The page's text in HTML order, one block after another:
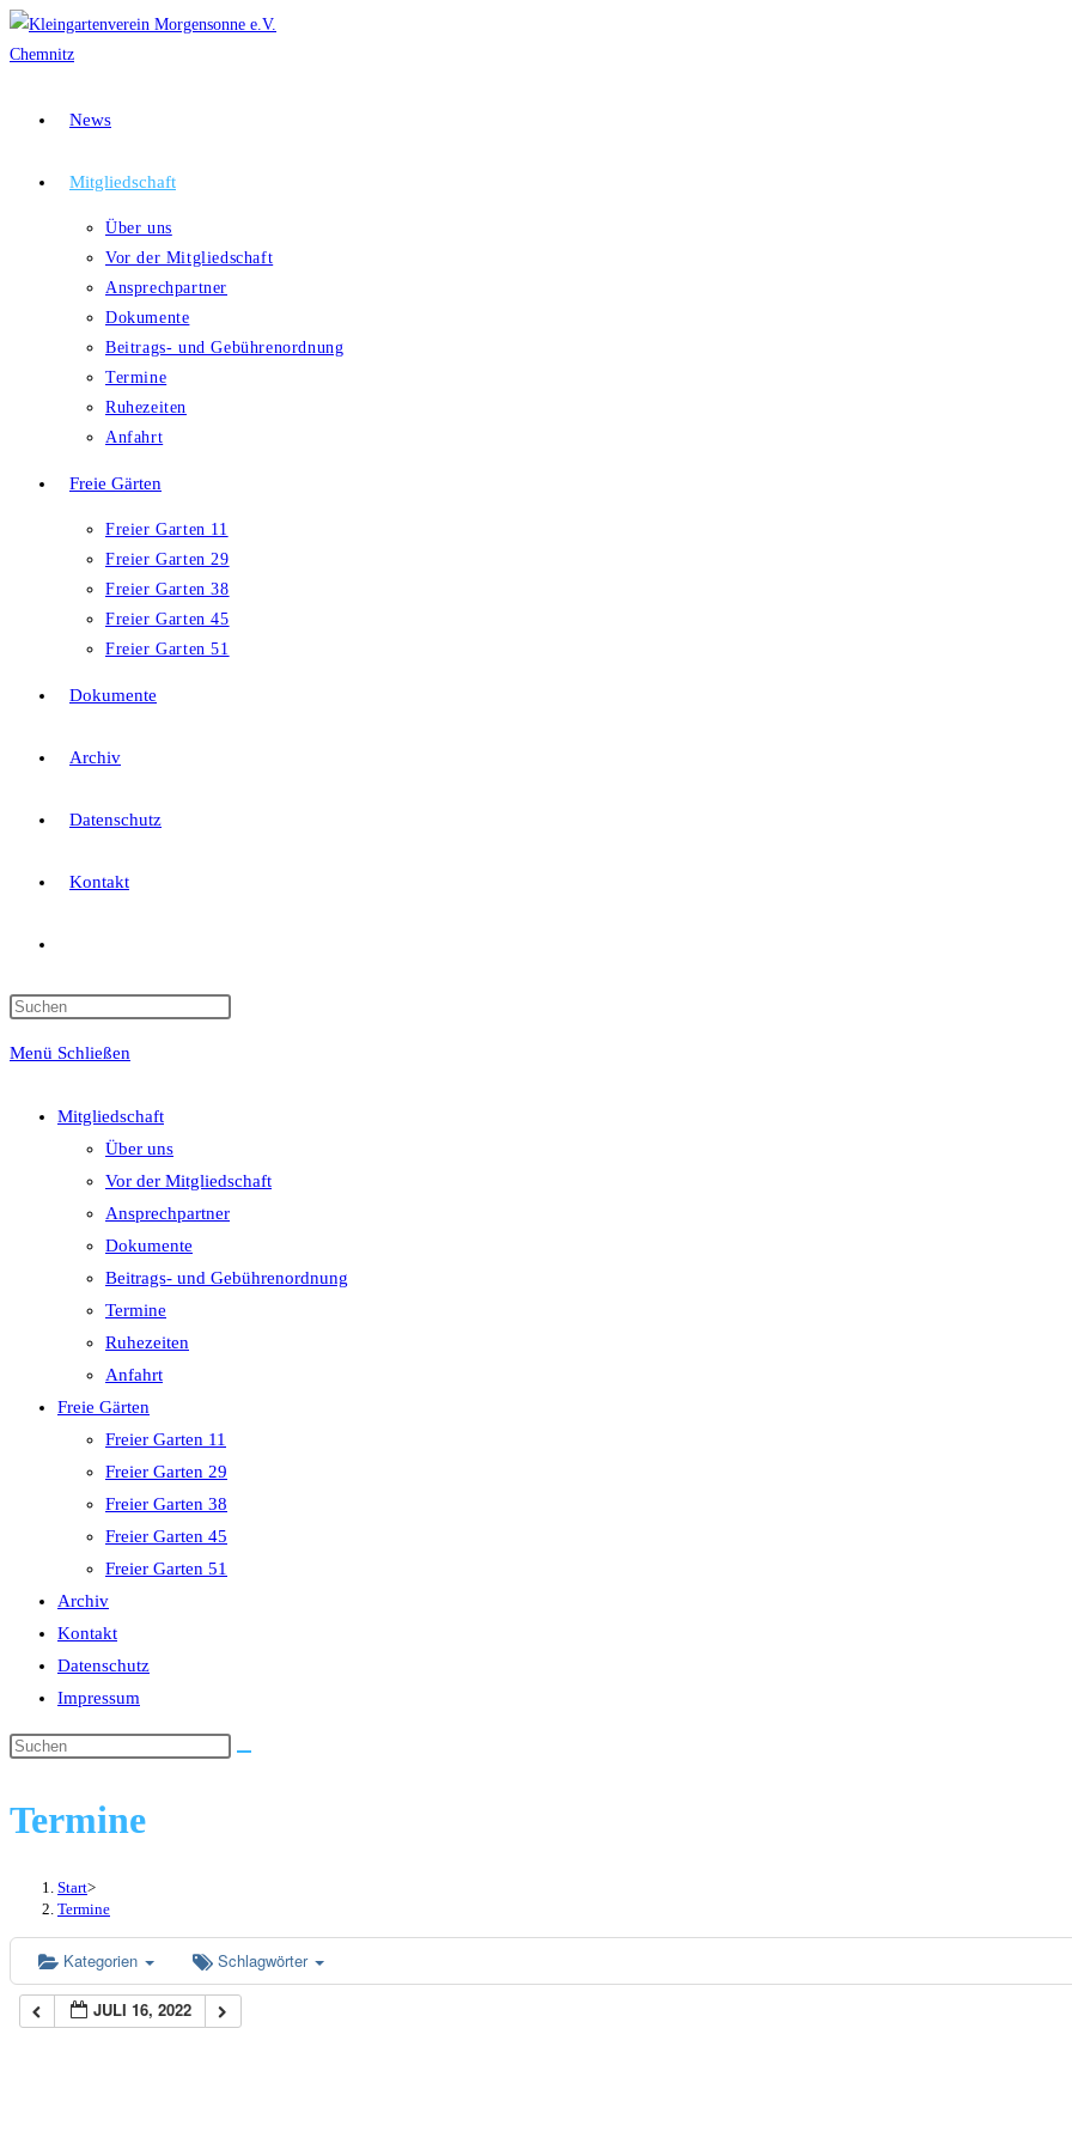
Zum
Inhalt
News
Mitgliedschaft
Über uns
Vor der Mitgliedschaft
Ansprechpartner
Dokumente
Beitrags- und Gebührenordnung
Termine
Ruhezeiten
Anfahrt
Freie Gärten
Freier Garten 11
Freier Garten 29
Freier Garten 38
Freier Garten 45
Freier Garten 51
Dokumente
Archiv
Datenschutz
Kontakt
umschalten
panel.
Menü Schließen
Mitgliedschaft
Über uns
Vor der Mitgliedschaft
Ansprechpartner
Dokumente
Beitrags- und Gebührenordnung
Termine
Ruhezeiten
Anfahrt
Freie Gärten
Freier Garten 11
Freier Garten 29
Freier Garten 38
Freier Garten 45
Freier Garten 51
Archiv
Kontakt
Datenschutz
Impressum
Diese
durchsuchen
Termine
Start>
Termine
Kategorien Schlagwörter
JULI 16, 2022